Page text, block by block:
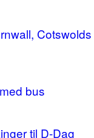
Cotswolds
bus
til D-Dag